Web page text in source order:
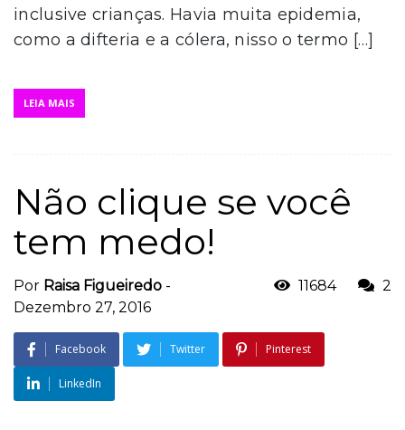
inclusive crianças. Havia muita epidemia,
como a difteria e a cólera, nisso o termo […]
LEIA MAIS
Não clique se você
tem medo!
Por Raisa Figueiredo -
Dezembro 27, 2016
11684 2
Facebook Twitter Pinterest
LinkedIn